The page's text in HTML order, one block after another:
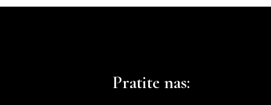
Pratite nas: